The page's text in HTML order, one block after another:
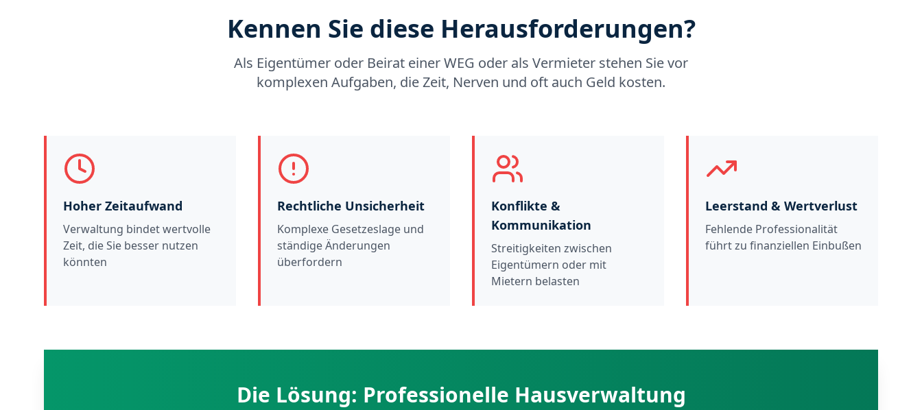
Kennen Sie diese Herausforderungen?
Als Eigentümer oder Beirat einer WEG oder als Vermieter stehen Sie vor
komplexen Aufgaben, die Zeit, Nerven und oft auch Geld kosten.
Hoher Zeitaufwand
Verwaltung bindet wertvolle
Zeit, die Sie besser nutzen
könnten
Rechtliche Unsicherheit
Komplexe Gesetzeslage und
ständige Änderungen
überfordern
Konflikte &
Kommunikation
Streitigkeiten zwischen
Eigentümern oder mit
Mietern belasten
Leerstand & Wertverlust
Fehlende Professionalität
führt zu finanziellen Einbußen
Die Lösung: Professionelle Hausverwaltung